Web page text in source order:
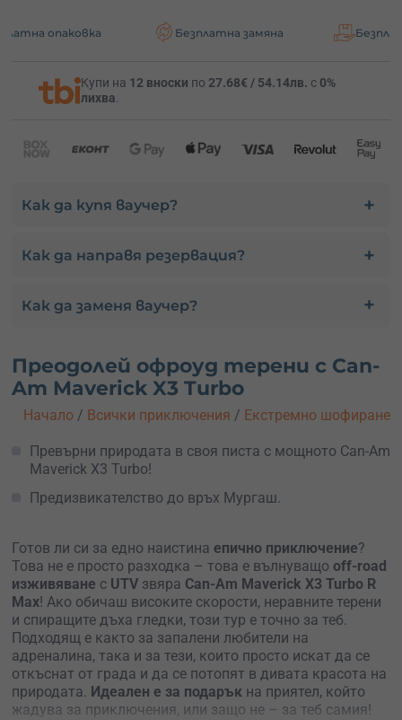
Безплатна замяна Безплатна
Купи на 12 вноски по 27.68€ / 54.14лв. с 0%
лихва.
Как да купя ваучер?
Как да направя резервация?
Как да заменя ваучер?
Преодолей офроуд терени с Can-
Am Maverick X3 Turbo
Начало / Всички приключения / Екстремно шофиране
Превърни природата в своя писта с мощното Can-Am
Maverick X3 Turbo!
Предизвикателство до връх Мургаш.
Готов ли си за едно наистина епично приключение?
Това не е просто разходка – това е вълнуващо off-road
изживяване с UTV звяра Can-Am Maverick X3 Turbo R
Max! Ако обичаш високите скорости, неравните терени
и спиращите дъха гледки, този тур е точно за теб.
Подходящ е както за запалени любители на
адреналина, така и за тези, които просто искат да се
откъснат от града и да се потопят в дивата красота на
природата. Идеален е за подарък на приятел, който
жадува за приключения, или защо не – за теб самия!